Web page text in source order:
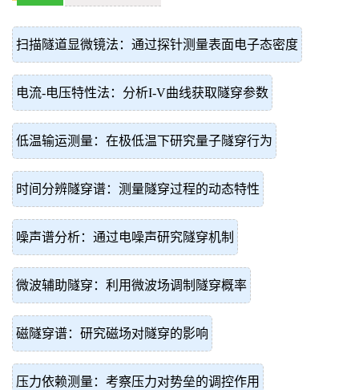
扫描隧道显微镜法：通过探针测量表面电子态密度
电流-电压特性法：分析I-V曲线获取隧穿参数
低温输运测量：在极低温下研究量子隧穿行为
时间分辨隧穿谱：测量隧穿过程的动态特性
噪声谱分析：通过电噪声研究隧穿机制
微波辅助隧穿：利用微波场调制隧穿概率
磁隧穿谱：研究磁场对隧穿的影响
压力依赖测量：考察压力对势垒的调控作用